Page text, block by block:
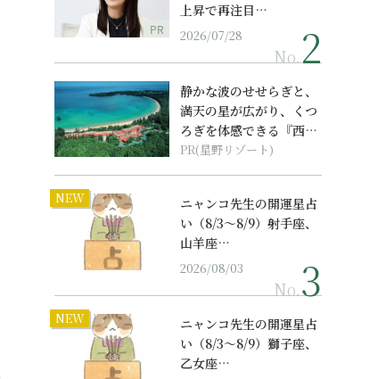
PR
上昇で再注目…
2026/07/28
No.
静かな波のせせらぎと、
満天の星が広がり、くつ
ろぎを体感できる『西表
島ホテル by...
PR(星野リゾート)
NEW
ニャンコ先生の開運星占
い（8/3～8/9）射手座、
山羊座…
2026/08/03
No.
NEW
ニャンコ先生の開運星占
い（8/3～8/9）獅子座、
乙女座…